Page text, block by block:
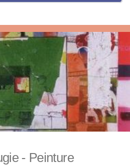
‐ Peinture